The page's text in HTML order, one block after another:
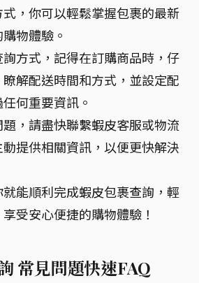
，你可以輕鬆掌握包裹的最新
物體驗。
方式，記得在訂購商品時，仔
解配送時間和方式，並設定配
何重要資訊。
，請盡快聯繫蝦皮客服或物流
提供相關資訊，以便更快解決
能順利完成蝦皮包裹查詢，輕
受安心便捷的購物體驗！
常見問題快速FAQ